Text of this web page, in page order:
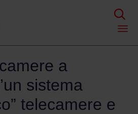

to
a
sistema
telecamere e